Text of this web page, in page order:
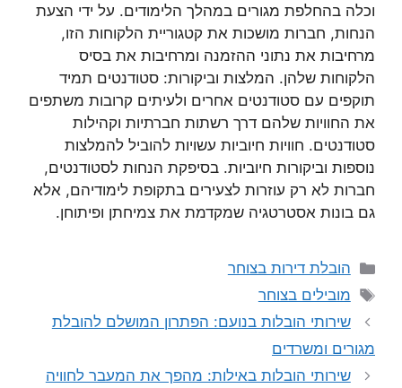
וכלה בהחלפת מגורים במהלך הלימודים. על ידי הצעת
הנחות, חברות מושכות את קטגוריית הלקוחות הזו,
מרחיבות את נתוני ההזמנה ומרחיבות את בסיס
הלקוחות שלהן. המלצות וביקורות: סטודנטים תמיד
תוקפים עם סטודנטים אחרים ולעיתים קרובות משתפים
את החוויות שלהם דרך רשתות חברתיות וקהילות
סטודנטים. חוויות חיוביות עשויות להוביל להמלצות
נוספות וביקורות חיוביות. בסיפקת הנחות לסטודנטים,
חברות לא רק עוזרות לצעירים בתקופת לימודיהם, אלא
גם בונות אסטרטגיה שמקדמת את צמיחתן ופיתוחן.
קטגוריות
הובלת דירות בצוחר
תגיות
מובילים בצוחר
שירותי הובלות בנועם: הפתרון המושלם להובלת
מגורים ומשרדים
שירותי הובלות באילות: מהפך את המעבר לחוויה